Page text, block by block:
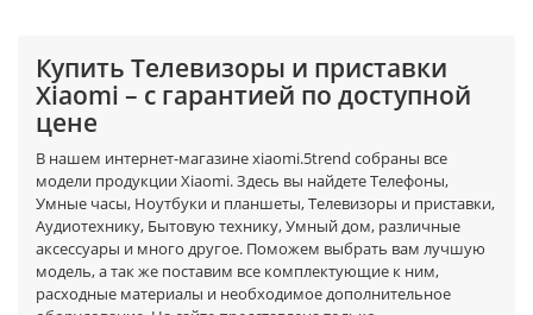
Купить Телевизоры и приставки
Xiaomi – с гарантией по доступной
цене
В нашем интернет-магазине xiaomi.5trend собраны все
модели продукции Xiaomi. Здесь вы найдете Телефоны,
Умные часы, Ноутбуки и планшеты, Телевизоры и приставки,
Аудиотехнику, Бытовую технику, Умный дом, различные
аксессуары и много другое. Поможем выбрать вам лучшую
модель, а так же поставим все комплектующие к ним,
расходные материалы и необходимое дополнительное